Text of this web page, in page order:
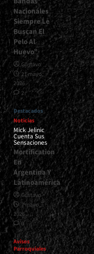
Nacionales
Siempre Le
Buscan El
Pelo Al
Huevo”
Gustavo
21 mayo,
2026
2
Destacados
Noticias
Mick Jelinic
Cuenta Sus
Sensaciones
Mortification
En
Argentina Y
Latinoamérica
Gustavo
7 mayo,
2026
0
Avisos
Parroquiales